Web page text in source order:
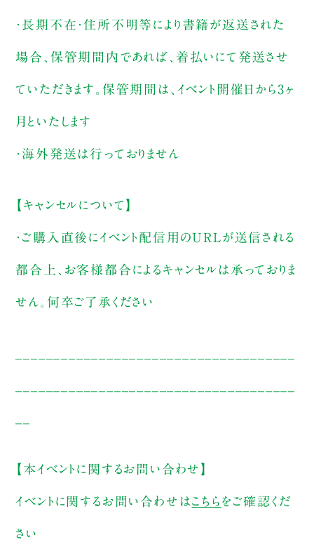
・長期不在・住所不明等により書籍が返送された
場合、保管期間内であれば、着払いにて発送させ
ていただきます。保管期間は、イベント開催日から3ヶ
月といたします
・海外発送は行っておりません
【キャンセルについて】
・ご購入直後にイベント配信用のURLが送信される
都合上、お客様都合によるキャンセルは承っておりま
せん。何卒ご了承ください
【本イベントに関するお問い合わせ】
イベントに関するお問い合わせはこちら をご確認くだ
さい